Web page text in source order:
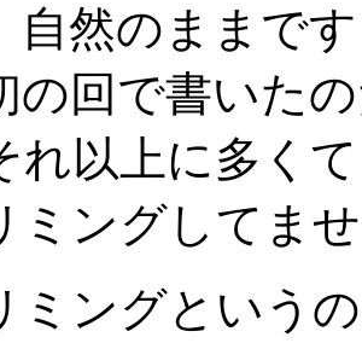
然のままです
の回で書いた
れ以上に多く
ミングしてま
ングという